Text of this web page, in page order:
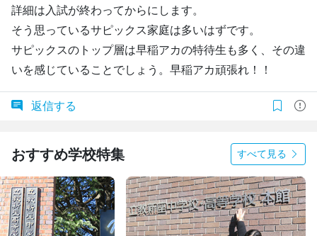
詳細は入試が終わってからにします。
そう思っているサピックス家庭は多いはずです。
サピックスのトップ層は早稲アカの特待生も多く、その違
いを感じていることでしょう。早稲アカ頑張れ！！
返信する
おすすめ学校特集 すべて見る